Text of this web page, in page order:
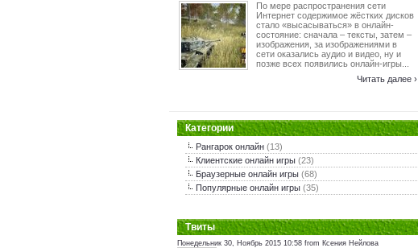
По мере распространения сети
Интернет содержимое жёстких дисков
стало «высасываться» в онлайн-
состояние: сначала – тексты, затем –
изображения, за изображениями в
сети оказались аудио и видео, ну и
позже всех появились онлайн-игры...
Читать далее ›
Категории
Рангарок онлайн (13)
Клиентские онлайн игры (23)
Браузерные онлайн игры (68)
Популярные онлайн игры (35)
Tвиты
Понедельник 30, Ноябрь 2015 10:58 from Ксения Нейлова